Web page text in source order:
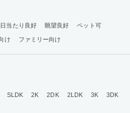
日当たり良好 眺望良好
ペット可
け ファミリー向け
SLDK 2K 2DK 2LDK 3K
3DK